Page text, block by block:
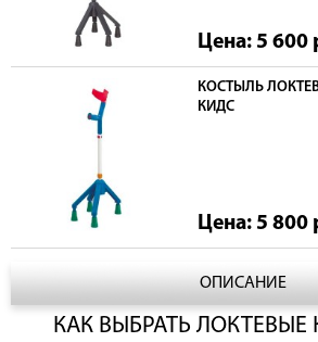
Цена: 5 600
КОСТЫЛЬ
КИДС
Цена: 5 800
ОПИСАНИЕ
КАК ВЫБРАТЬ